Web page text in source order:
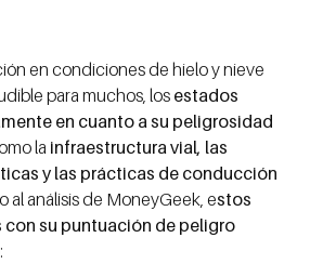
en condiciones de hielo y nieve
para muchos, los estados
en cuanto a su peligrosidad
la infraestructura vial, las
y las prácticas de conducción
al análisis de MoneyGeek, estos
con su puntuación de peligro
: